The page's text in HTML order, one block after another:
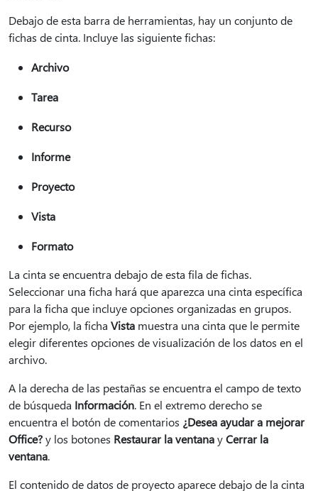
Debajo de esta barra de herramientas, hay un conjunto de
fichas de cinta. Incluye las siguiente fichas:
Archivo
Tarea
Recurso
Informe
Proyecto
Vista
Formato
La cinta se encuentra debajo de esta fila de fichas.
Seleccionar una ficha hará que aparezca una cinta específica
para la ficha que incluye opciones organizadas en grupos.
Por ejemplo, la ficha Vista muestra una cinta que le permite
elegir diferentes opciones de visualización de los datos en el
archivo.
A la derecha de las pestañas se encuentra el campo de texto
de búsqueda Información. En el extremo derecho se
encuentra el botón de comentarios ¿Desea ayudar a mejorar
Office?y los botones Restaurar la ventanayCerrar la
ventana.
El contenido de datos de proyecto aparece debajo de la cinta